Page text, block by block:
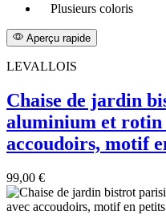
Plusieurs coloris
Aperçu rapide
LEVALLOIS
Chaise de jardin
aluminium et rotin
accoudoirs, motif
99,00 €